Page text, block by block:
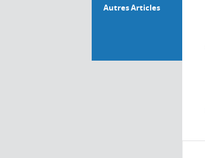
Autres Articles